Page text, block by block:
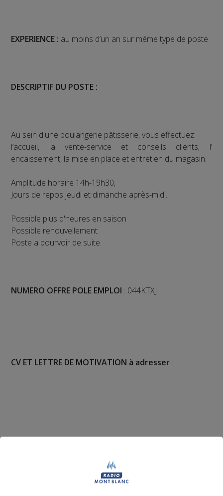
EXPERIENCE : au moins d’un an sur même type de poste
DESCRIPTIF DU POSTE :
Au sein d'une boulangerie pâtisserie, vous effectuez:
l’accueil, la vente-service et conseils clients, l’
encaissement, la mise en place et entretien du magasin.
Amplitude horaire 14h-19h30,
Jours de repos jeudi et dimanche après-midi.
Possible plus d'heures en saison
Possible renouvellement
Poste a pourvoir de suite.
NUMERO OFFRE POLE EMPLOI : 044KTXJ
CV ET LETTRE DE MOTIVATION à adresser :